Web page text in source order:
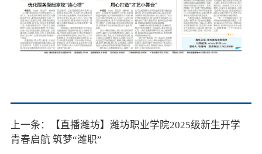
上一条：【直播潍坊】潍坊职业学院2025级新生开学
青春启航 筑梦“潍职”